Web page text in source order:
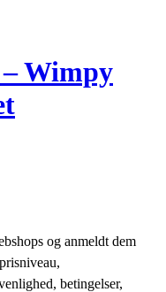
Wimpy
og anmeldt dem
betingelser,